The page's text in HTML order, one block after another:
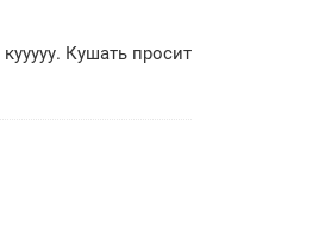
Кушать просит